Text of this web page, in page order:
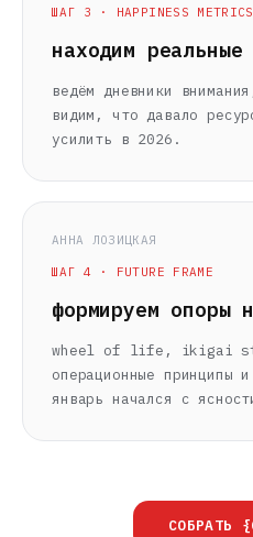
ШАГ 3 · HAPPINESS METRICS
находим реальные
ведём дневники
видим, что давало
усилить в 2026.
АННА ЛОЗИЦКАЯ
ШАГ 4 · FUTURE FRAME
формируем опоры
wheel of life, ikigai
операционные принципы
январь начался с
СОБРАТЬ